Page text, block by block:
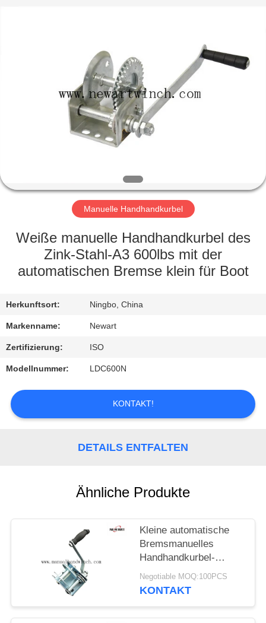
PRODUKTE
UNS
WERKSFÜHRUNG
QUALITÄTSKONTROLLE
SIE
UNS
FORDERN
EIN
ZITAT
Manuelle Handhandkurbel
Weiße manuelle Handhandkurbel des
Zink-Stahl-A3 600lbs mit der
automatischen Bremse klein für Boot
Herkunftsort: Ningbo, China
Markenname: Newart
Zertifizierung: ISO
Modellnummer: LDC600N
KONTAKT!
DETAILS ENTFALTEN
Ähnliche Produkte
Kleine automatische
Bremsmanuelles
Handhandkurbel-
Handboots-Anhänger-
Schlauchboot 600lbs
Negotiable MOQ:100PCS
KONTAKT